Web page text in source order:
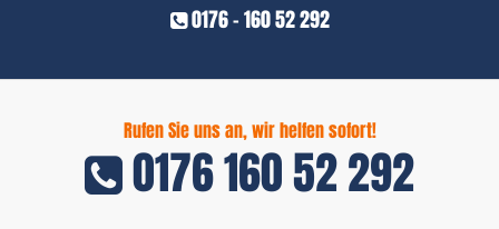
0176 - 160 52 292
Rufen Sie uns an, wir helfen sofort!
0176 160 52 292